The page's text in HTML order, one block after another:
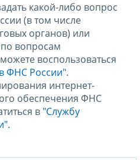
какой-либо вопрос
(в том числе
органов) или
вопросам
воспользоваться
ФНС России".
интернет-
обеспечения ФНС
в "Службу